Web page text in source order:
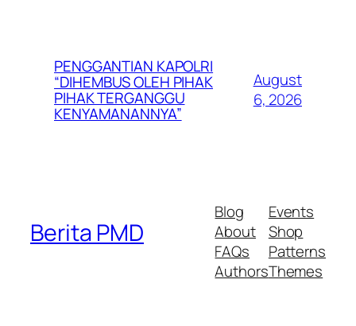
PENGGANTIAN KAPOLRI
“DIHEMBUS OLEH PIHAK
PIHAK TERGANGGU
KENYAMANANNYA”
August
6, 2026
Berita PMD
Blog
About
FAQs
Authors
Events
Shop
Patterns
Themes